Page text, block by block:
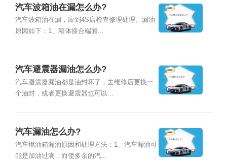
汽车波箱油在漏怎么办?
汽车波箱油在漏，应到4S店检查修理处理。漏油
原因如下：1、箱体接合端面...
汽车避震器漏油怎么办?
汽车避震器漏油都是油封坏了，去维修店更换一
个油封，或者更换避震器也可以...
汽车漏油怎么办?
汽车燃油箱漏油原因和处理方法：1、汽车漏油可
能是加油过满，而使多余的汽...